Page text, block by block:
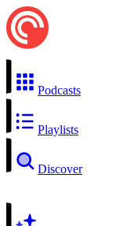
Podcasts
Playlists
Discover